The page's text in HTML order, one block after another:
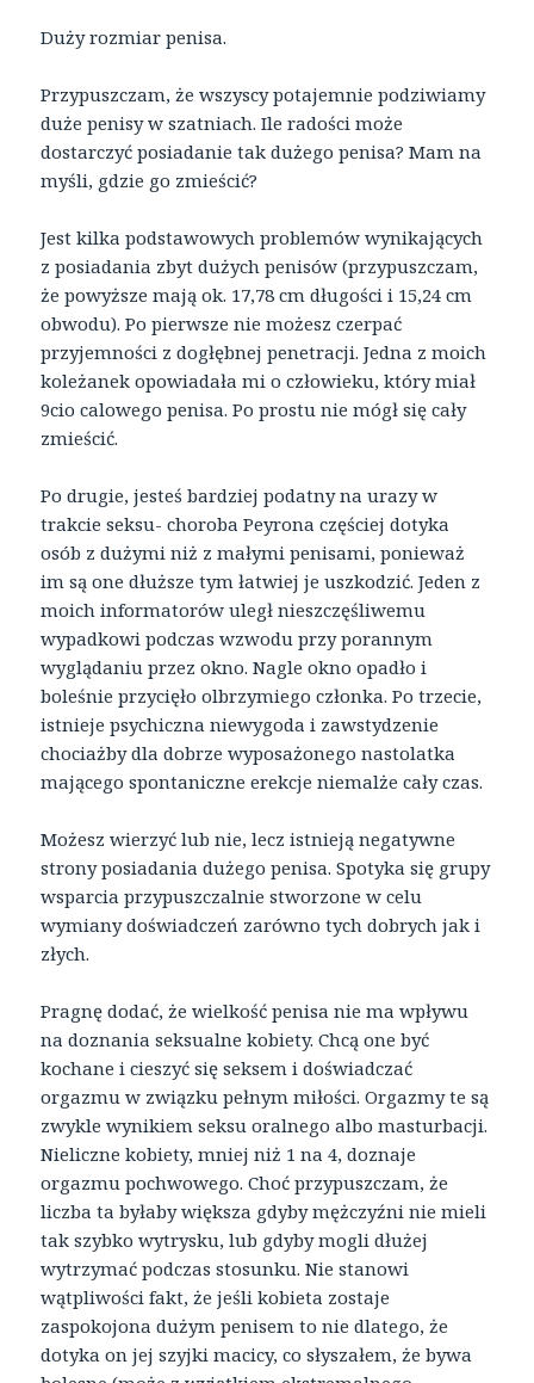
Duży rozmiar penisa.
Przypuszczam, że wszyscy potajemnie podziwiamy
duże penisy w szatniach. Ile radości może
dostarczyć posiadanie tak dużego penisa? Mam na
myśli, gdzie go zmieścić?
Jest kilka podstawowych problemów wynikających
z posiadania zbyt dużych penisów (przypuszczam,
że powyższe mają ok. 17,78 cm długości i 15,24 cm
obwodu). Po pierwsze nie możesz czerpać
przyjemności z dogłębnej penetracji. Jedna z moich
koleżanek opowiadała mi o człowieku, który miał
9cio calowego penisa. Po prostu nie mógł się cały
zmieścić.
Po drugie, jesteś bardziej podatny na urazy w
trakcie seksu- choroba Peyrona częściej dotyka
osób z dużymi niż z małymi penisami, ponieważ
im są one dłuższe tym łatwiej je uszkodzić. Jeden z
moich informatorów uległ nieszczęśliwemu
wypadkowi podczas wzwodu przy porannym
wyglądaniu przez okno. Nagle okno opadło i
boleśnie przycięło olbrzymiego członka. Po trzecie,
istnieje psychiczna niewygoda i zawstydzenie
chociażby dla dobrze wyposażonego nastolatka
mającego spontaniczne erekcje niemalże cały czas.
Możesz wierzyć lub nie, lecz istnieją negatywne
strony posiadania dużego penisa. Spotyka się grupy
wsparcia przypuszczalnie stworzone w celu
wymiany doświadczeń zarówno tych dobrych jak i
złych.
Pragnę dodać, że wielkość penisa nie ma wpływu
na doznania seksualne kobiety. Chcą one być
kochane i cieszyć się seksem i doświadczać
orgazmu w związku pełnym miłości. Orgazmy te są
zwykle wynikiem seksu oralnego albo masturbacji.
Nieliczne kobiety, mniej niż 1 na 4, doznaje
orgazmu pochwowego. Choć przypuszczam, że
liczba ta byłaby większa gdyby mężczyźni nie mieli
tak szybko wytrysku, lub gdyby mogli dłużej
wytrzymać podczas stosunku. Nie stanowi
wątpliwości fakt, że jeśli kobieta zostaje
zaspokojona dużym penisem to nie dlatego, że
dotyka on jej szyjki macicy, co słyszałem, że bywa